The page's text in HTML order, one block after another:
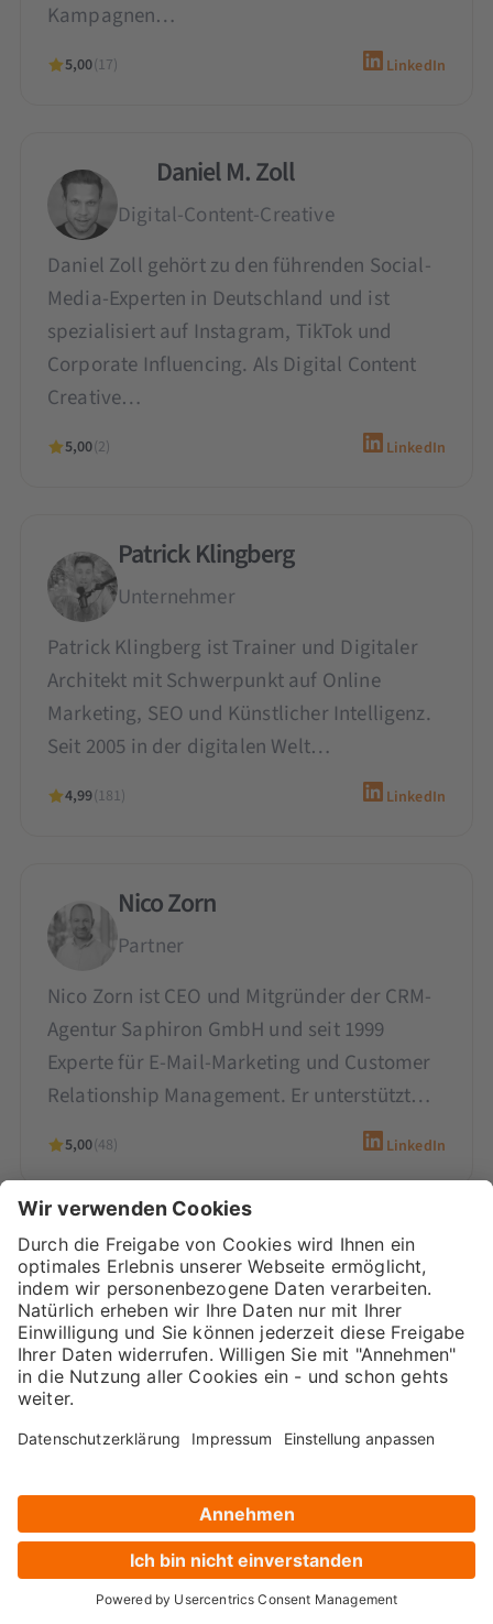
Kampagnen…
5,00(17) LinkedIn
Daniel M. Zoll
Digital-Content-Creative
Daniel Zoll gehört zu den führenden Social-
Media-Experten in Deutschland und ist
spezialisiert auf Instagram, TikTok und
Corporate Influencing. Als Digital Content
Creative…
5,00(2) LinkedIn
Patrick Klingberg
Unternehmer
Patrick Klingberg ist Trainer und Digitaler
Architekt mit Schwerpunkt auf Online
Marketing, SEO und Künstlicher Intelligenz.
Seit 2005 in der digitalen Welt…
4,99(181) LinkedIn
Nico Zorn
Partner
Nico Zorn ist CEO und Mitgründer der CRM-
Agentur Saphiron GmbH und seit 1999
Experte für E-Mail-Marketing und Customer
Relationship Management. Er unterstützt…
5,00(48) LinkedIn
Sarah-Yasmin Hennessen
Digital Marketing Beraterin &
Inhaberin
Sarah-Yasmin Hennessen ist Expertin für
Content-Marketing, digitales Recruiting und
den Einsatz von KI. Als Beraterin bei
maßgeschneiderte…